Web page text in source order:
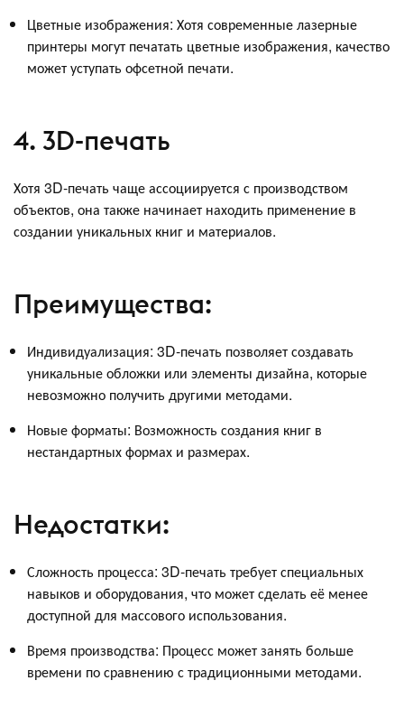
Цветные изображения: Хотя современные лазерные
принтеры могут печатать цветные изображения, качество
может уступать офсетной печати.
4. 3D-печать
Хотя 3D-печать чаще ассоциируется с производством
объектов, она также начинает находить применение в
создании уникальных книг и материалов.
Преимущества:
Индивидуализация: 3D-печать позволяет создавать
уникальные обложки или элементы дизайна, которые
невозможно получить другими методами.
Новые форматы: Возможность создания книг в
нестандартных формах и размерах.
Недостатки:
Сложность процесса: 3D-печать требует специальных
навыков и оборудования, что может сделать её менее
доступной для массового использования.
Время производства: Процесс может занять больше
времени по сравнению с традиционными методами.